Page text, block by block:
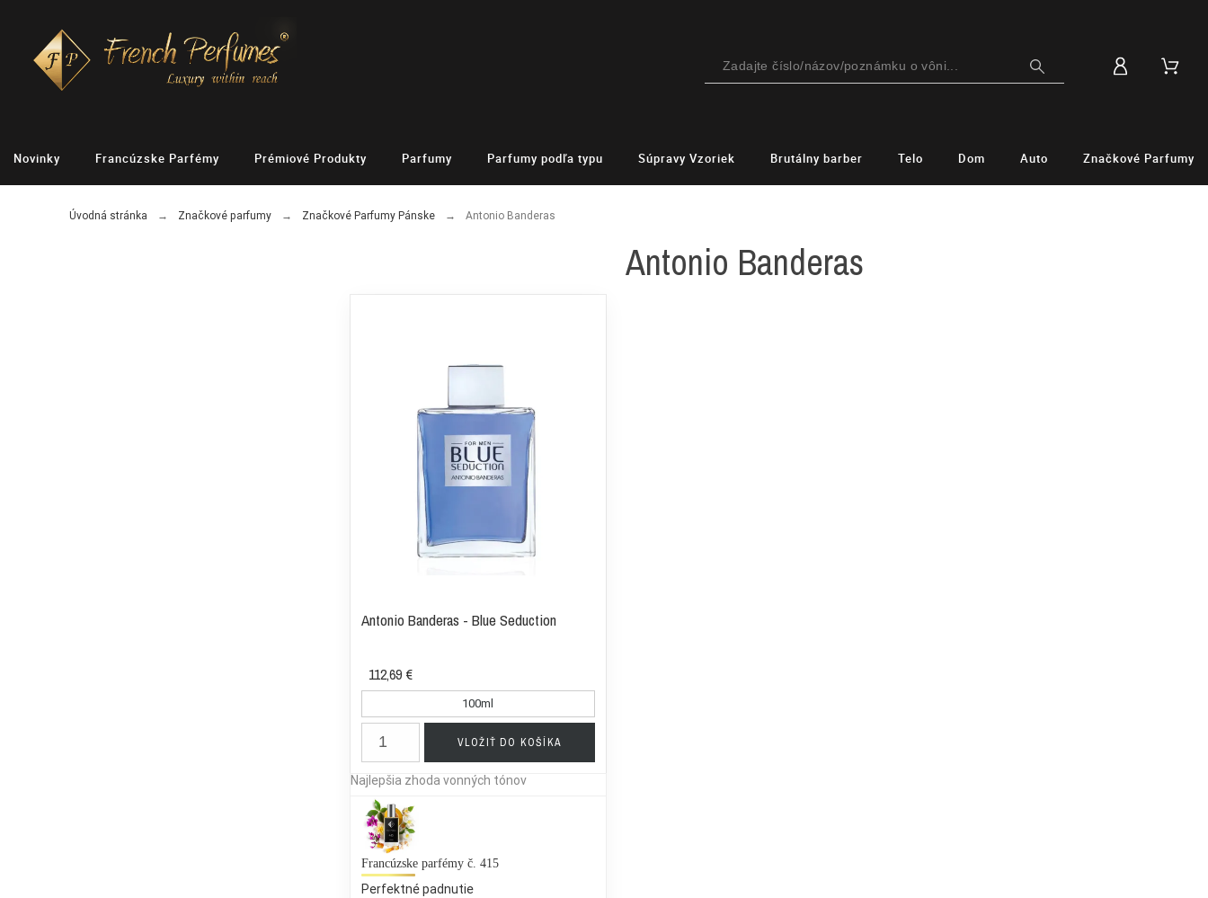
Novinky Francúzske Parfémy Prémiové Produkty Parfumy Parfumy podľa typu Súpravy Vzoriek Brutálny barber Telo Dom Auto Značkové Parfumy
Úvodná stránka Značkové parfumy Značkové Parfumy Pánske Antonio Banderas
Antonio Banderas
Antonio Banderas - Blue Seduction
112,69 €
100ml
VLOŽIŤ DO KOŠÍKA
Najlepšia zhoda vonných tónov
Francúzske parfémy č. 415
Perfektné padnutie